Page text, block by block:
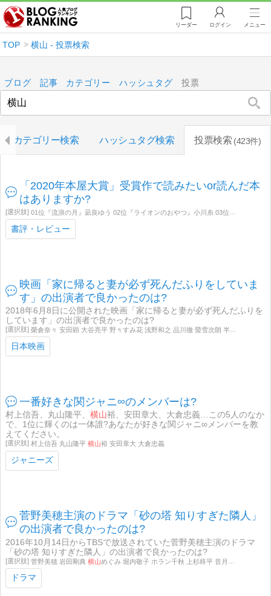
リーダー ログイン メニュー
TOP 横山 - 投票検索
ブログ 記事 カテゴリー ハッシュタグ 投票
カテゴリー検索 ハッシュタグ検索 投票検索 423件
「2020年本屋大賞」受賞作で読みたいor読んだ本
はありますか?
01位『流浪の月』凪良ゆう 02位『ライオンのおやつ』小川糸 03位『線は、僕を描く』砥上裕將 04位『ノースライト』
書評・レビュー
映画「家に帰ると妻が必ず死んだふりをしていま
す」の出演者で良かったのは?
2018年6月8日に公開された映画「家に帰ると妻が必ず死んだふりを
しています」の出演者で良かったのは?
榮倉奈々 安田顕 大谷亮平 野々すみ花 浅野和之 品川徹 螢雪次朗 半海一晃 峯村リエ
日本映画
一番好きな関ジャニ∞のメンバーは?
村上信吾、丸山隆平、 横山裕、安田章大、大倉忠義…この5人のなか
で、1位に輝くのは一体誰?あなたが好きな関ジャニ∞メンバーを教
えてください。
村上信吾 丸山隆平 横山裕 安田章大 大倉忠義
ジャニーズ
菅野美穂主演のドラマ「砂の塔 知りすぎた隣人」
の出演者で良かったのは?
2016年10月14日からTBSで放送されていた菅野美穂主演のドラマ
「砂の塔 知りすぎた隣人」の出演者で良かったのは?
菅野美穂 岩田剛典 横山めぐみ 堀内敬子 ホラン千秋 上杉柊平 音月桂 木村祐一 佐野勇斗 川津明日香 稲垣来泉 光石研 烏丸せつこ 津田寛治 田中直樹 松嶋菜々子 その他
ドラマ